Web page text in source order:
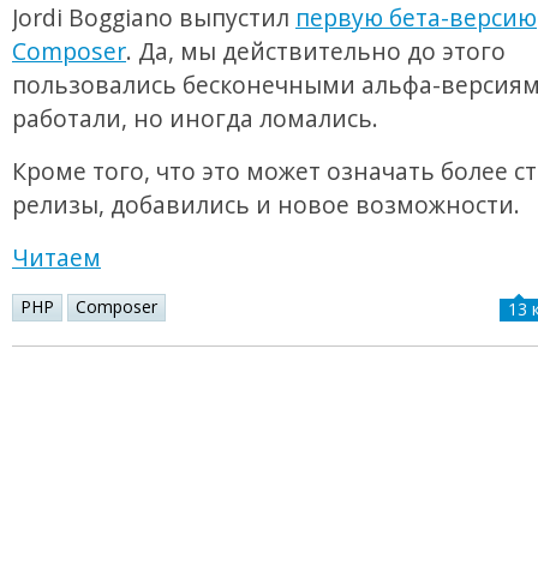
Jordi Boggiano выпустил первую бета-версию
Composer. Да, мы действительно до этого
пользовались бесконечными альфа-
работали, но иногда ломались.
Кроме того, что это может означать более
релизы, добавились и новое возможности.
Читаем
PHP Composer 13